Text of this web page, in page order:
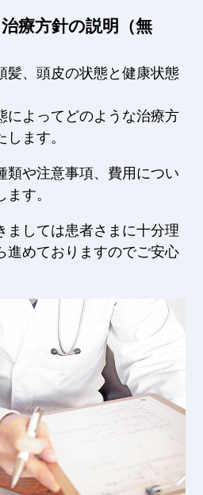
療方針の説明（無
髪、頭皮の状態と健康状態
によってどのような治療方
ます。
類や注意事項、費用につい
す。
ましては患者さまに十分理
進めておりますのでご安心